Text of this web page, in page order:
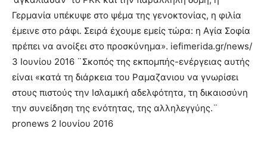
Γερμανία υπέκυψε στο ψέμα της γενοκτονίας, η φιλία
έμεινε στο ράφι. Σειρά έχουμε εμείς τώρα: η Αγία Σοφία
πρέπει να ανοίξει στο προσκύνημα». iefimerida.gr/news/
3 Ιουνίου 2016 ¨Σκοπός της εκπομπής-ενέργειας αυτής
είναι «κατά τη διάρκεια του Ραμαζανιου να γνωρίσει
στους πιστούς την Ισλαμική αδελφότητα, τη δικαιοσύνη
την συνείδηση ​​της ενότητας, της αλληλεγγύης.¨
pronews 2 Ιουνίου 2016